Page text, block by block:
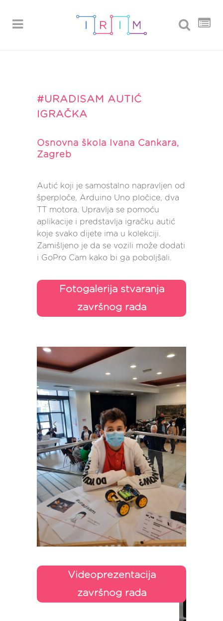
#URADISAM AUTIĆ
IGRAČKA
Osnovna škola Ivana Cankara,
Zagreb
Autić koji je samostalno napravljen od
šperploče, Arduino Uno pločice, dva
TT motora. Upravlja se pomoću
aplikacije i predstavlja igračku autić
koje svako dijete ima u kolekciji.
Zamišljeno je da se vozili može dodati
i GoPro Cam kako bi ga poboljšali.
Fotogalerija stvaranja
završnog rada
Videoprezentacija
završnog rada